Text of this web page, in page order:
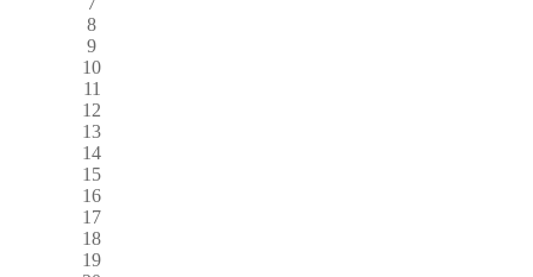
8
9
10
11
12
13
14
15
16
17
18
19